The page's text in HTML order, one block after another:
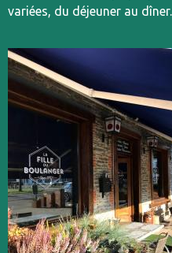
variées, du déjeuner au dîner.